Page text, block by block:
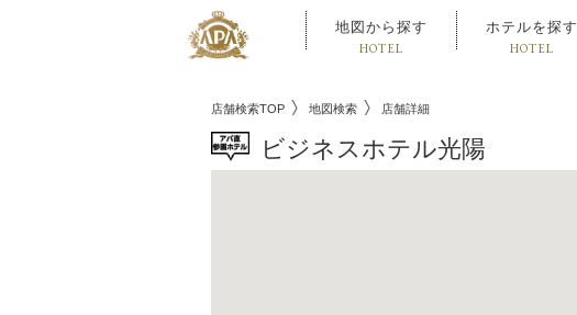
地図から探す
HOTEL
ホテルを探す
HOTEL
店舗検索TOP 地図検索 店舗詳細
ビジネスホテル光陽